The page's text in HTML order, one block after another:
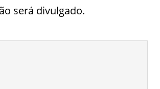
será divulgado.